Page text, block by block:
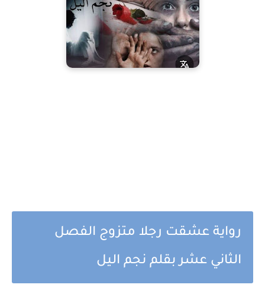
رواية عشقت رجلا متزوج الفصل
الثاني عشر بقلم نجم اليل